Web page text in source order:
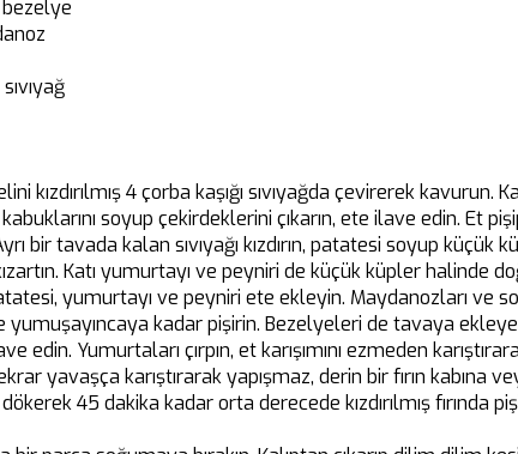
bezelye
kızdırılmış 4 çorba kaşığı sıvıyağda çevirerek kavurun.
soyup çekirdeklerini çıkarın, ete ilave edin. Et
bir tavada kalan sıvıyağı kızdırın, patatesi soyup küçük
Katı yumurtayı ve peyniri de küçük küpler halinde
yumurtayı ve peyniri ete ekleyin. Maydanozları ve
yumuşayıncaya kadar pişirin. Bezelyeleri de tavaya
edin. Yumurtaları çırpın, et karışımını ezmeden
yavaşça karıştırarak yapışmaz, derin bir fırın kabına
45 dakika kadar orta derecede kızdırılmış fırında